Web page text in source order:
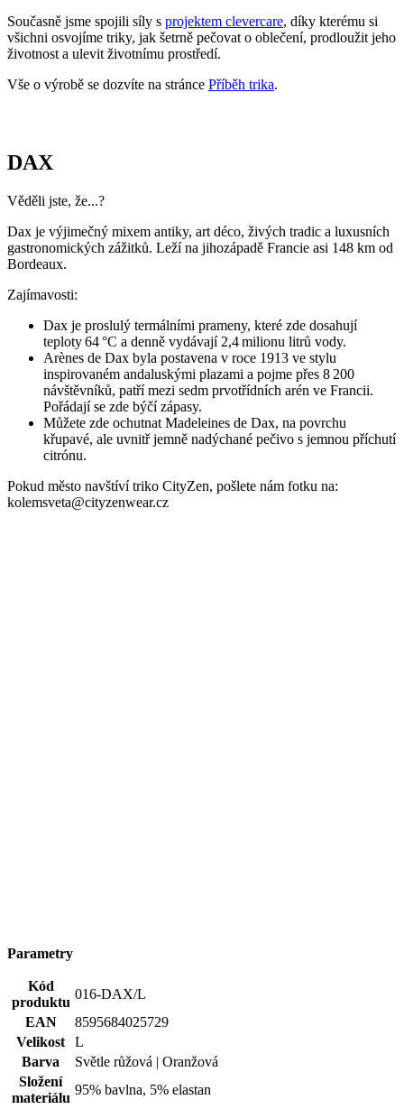
Současně jsme spojili síly s projektem clevercare, díky kterému si
všichni osvojíme triky, jak šetrně pečovat o oblečení, prodloužit jeho
životnost a ulevit životnímu prostředí.
Vše o výrobě se dozvíte na stránce Příběh trika.
DAX
Věděli jste, že...?
Dax je výjimečný mixem antiky, art déco, živých tradic a luxusních
gastronomických zážitků. Leží na jihozápadě Francie asi 148 km od
Bordeaux.
Zajímavosti:
Dax je proslulý termálními prameny, které zde dosahují
teploty 64 °C a denně vydávají 2,4 milionu litrů vody.
Arènes de Dax byla postavena v roce 1913 ve stylu
inspirovaném andaluskými plazami a pojme přes 8 200
návštěvníků, patří mezi sedm prvotřídních arén ve Francii.
Pořádají se zde býčí zápasy.
Můžete zde ochutnat Madeleines de Dax, na povrchu
křupavé, ale uvnitř jemně nadýchané pečivo s jemnou příchutí
citrónu.
Pokud město navštíví triko CityZen, pošlete nám fotku na:
kolemsveta@cityzenwear.cz
Parametry
Kód
produktu
016-DAX/L
EAN
8595684025729
Velikost
L
Barva
Světle růžová | Oranžová
Složení
materiálu
95% bavlna, 5% elastan